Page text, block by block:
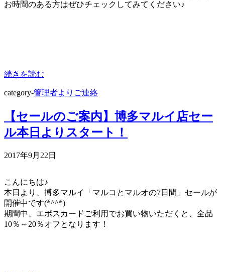
お時間のある方はぜひチェックしてみてください♪
続きを読む
category-管理者よりご連絡
【セールのご案内】博多マルイ店セー
ル本日よりスタート！
2017年9月22日
こんにちは♪
本日より、博多マルイ「マルコとマルオの7日間」セールが
開催中です(*^^*)
期間中、エポスカードご利用でお買い物いただくと、全品
10％～20％オフとなります！